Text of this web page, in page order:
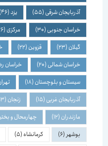
آذربایجان شرقی(55)
(46)
خراسان جنوبی(30) مرکزی(26)
گیلان(23) قزوین(22)
خراسان شمالی(20) خراسان
سیستان و بلوچستان(18) تهران(17)
آذربایجان غربی(15) زنجان(13)
مازندران(12) چهارمحال و بختیاری
بوشهر(6) کرمانشاه(5)